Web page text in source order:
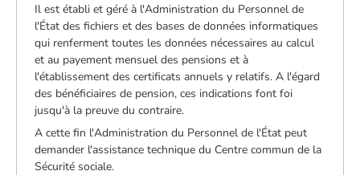
Il est établi et géré à l'Administration du Personnel de
l'État des fichiers et des bases de données informatiques
qui renferment toutes les données nécessaires au calcul
et au payement mensuel des pensions et à
l'établissement des certificats annuels y relatifs. A l'égard
des bénéficiaires de pension, ces indications font foi
jusqu'à la preuve du contraire.
A cette fin l'Administration du Personnel de l'État peut
demander l'assistance technique du Centre commun de la
Sécurité sociale.